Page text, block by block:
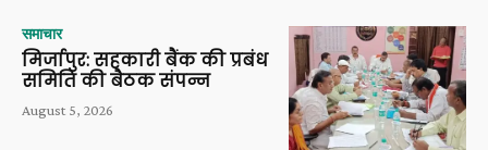
समाचार
मिर्जापुर: सहकारी बैंक की प्रबंध
समिति की बैठक संपन्न
August 5, 2026